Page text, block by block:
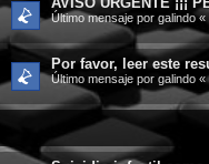
Último mensaje por galindo«
Por favor, leer este
Último mensaje por galindo «